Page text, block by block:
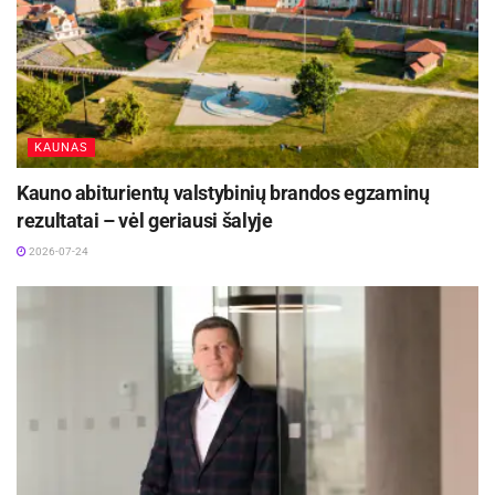
tolimiausių Sovietų Sąjungos kampelių.
„Meistras ir Tatjana“ yra maištingo kūrėjo,
aistringos meilės ir tragedija pasibaigusio
gyvenimo istorija.
Aktualios naujienos
DHL perka „Venipak“ grupę: stiprins pozicijas
Europos Sąjungos sankcijos „Mere“ tinklo
savininkams: ekonominio saugumo ir solidarumo
su Ukraina užtikrinimas
2026-07-25
„Aš sumaišiau viską į vieną krūvą – tūkstančius
atvaizdų – ir išvydau, kad tvarka vis tiek išlieka.
KAUNAS
Kauno abiturientų valstybinių brandos egzaminų
rezultatai – vėl geriausi šalyje
2026-07-24